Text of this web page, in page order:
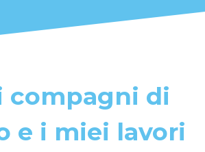
compagni di
e i miei lavori